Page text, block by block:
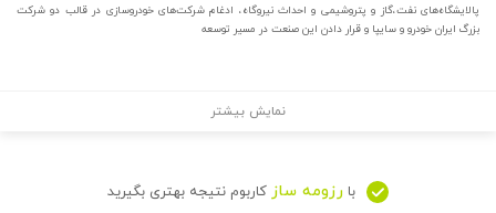
پالایشگاه‌های نفت،گاز و پتروشیمی ‌و احداث نیروگاه، ادغام ‌شرکت‌های خودروسازی در قالب دو شرکت
بزرگ ایران خودرو و سایپا و قرار دادن این صنعت در مسیر توسعه
نمایش بیشتر
با رزومه ساز کاربوم نتیجه بهتری بگیرید